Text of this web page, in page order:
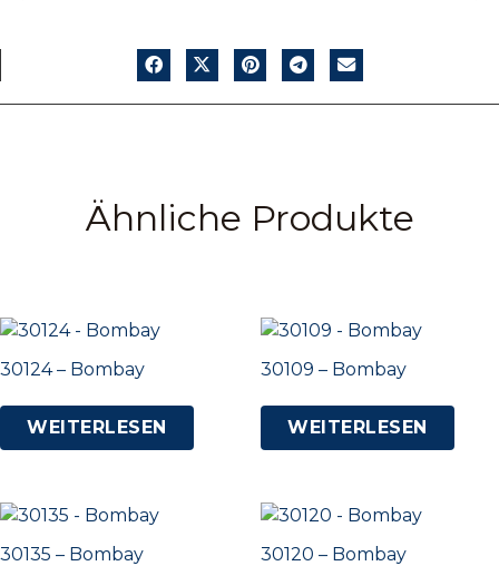
Ähnliche Produkte
30124 – Bombay
WEITERLESEN
30109 – Bombay
WEITERLESEN
30135 – Bombay 30120 – Bombay